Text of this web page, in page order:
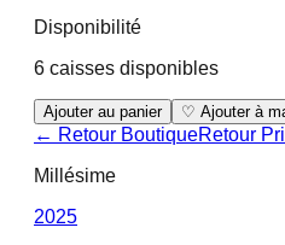
Disponibilité
6 caisses disponibles
Ajouter au panier ♡ Ajouter à
← Retour BoutiqueRetour
Millésime
2025